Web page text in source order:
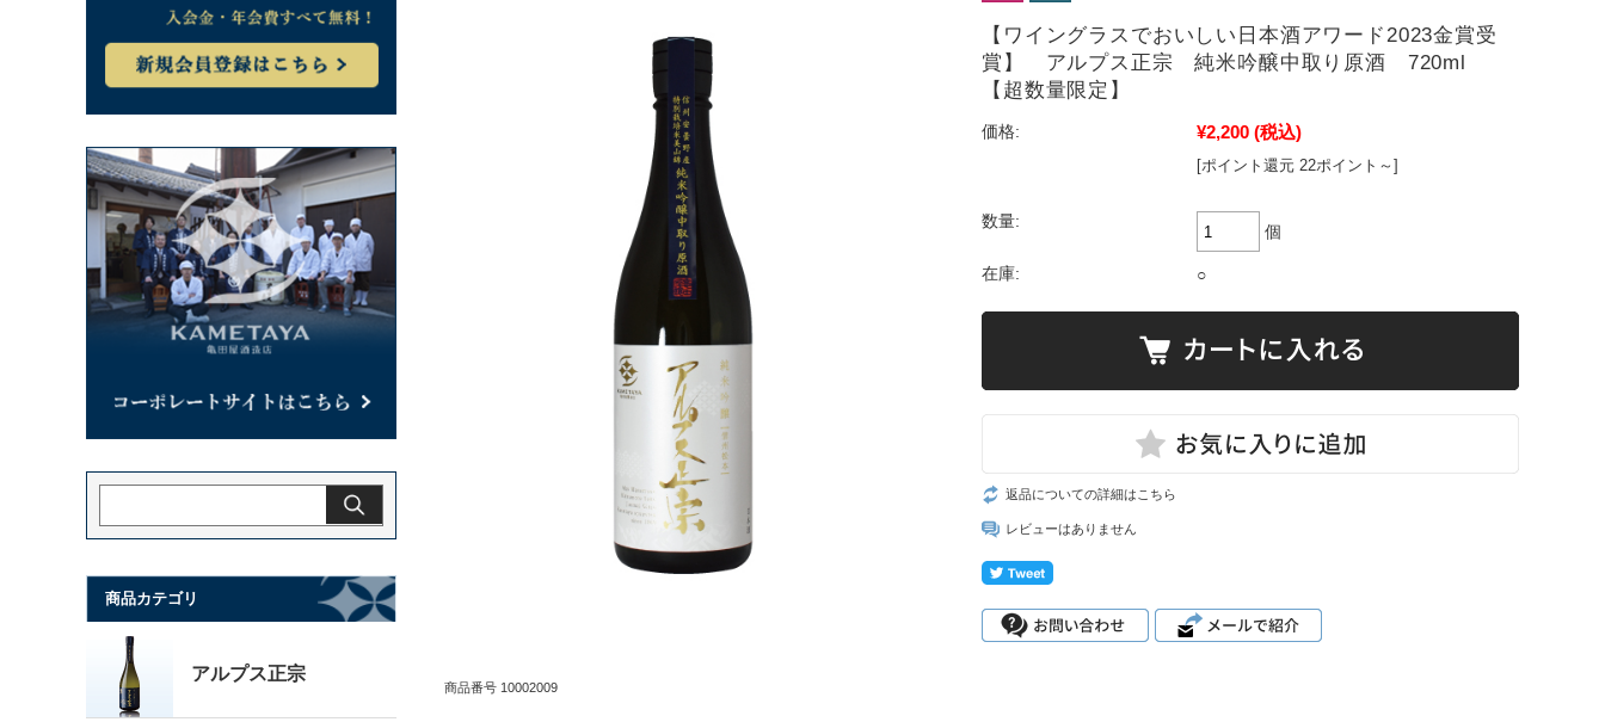
【ワイングラスでおいしい日本酒アワード2023金賞受
賞】 アルプス正宗 純米吟醸中取り原酒 720ml
【超数量限定】
価格: ¥2,200 (税込)
[ポイント還元 22ポイント～]
数量:
個
在庫: ○
返品についての詳細はこちら
レビューはありません
商品番号 10002009
商品カテゴリ
アルプス正宗